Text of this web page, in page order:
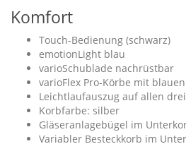
Komfort
Touch-Bedienung (schwarz)
emotionLight blau
varioSchublade nachrüstbar
varioFlex Pro-Körbe mit
Leichtlaufauszug auf allen
Korbfarbe: silber
Gläseranlagebügel im
Variabler Besteckkorb im